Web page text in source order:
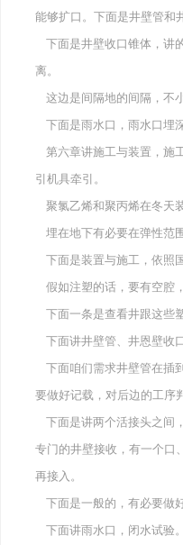
能够扩口。下面是井壁管和
下面是井壁收口锥体，讲
离。
这边是间隔地的间隔，不
下面是雨水口，雨水口埋
第六章讲施工与装置，施
引机具牵引。
聚氯乙烯和聚丙烯在冬天
埋在地下有必要在弹性范围
下面是装置与施工，依照
假如注塑的话，要有空腔
下面一条是查看井跟这些
下面讲井壁管、井恩壁收
下面咱们需求井壁管在插
要做好记载，对后边的工序
下面是讲两个活接头之间
专门的井壁接收，有一个口
再接入。
下面是一般的，有必要做
下面讲雨水口，闭水试验